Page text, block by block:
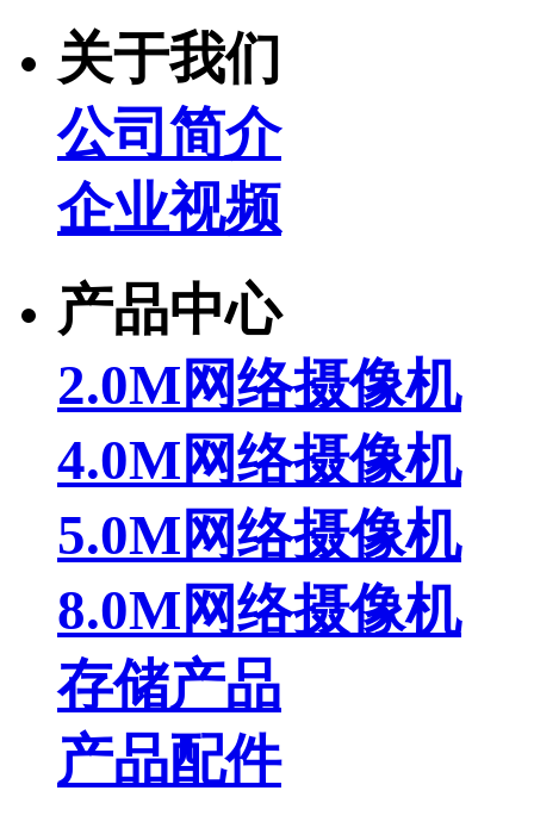
关于我们
公司简介
企业视频
产品中心
2.0M网络摄像机
4.0M网络摄像机
5.0M网络摄像机
8.0M网络摄像机
存储产品
产品配件